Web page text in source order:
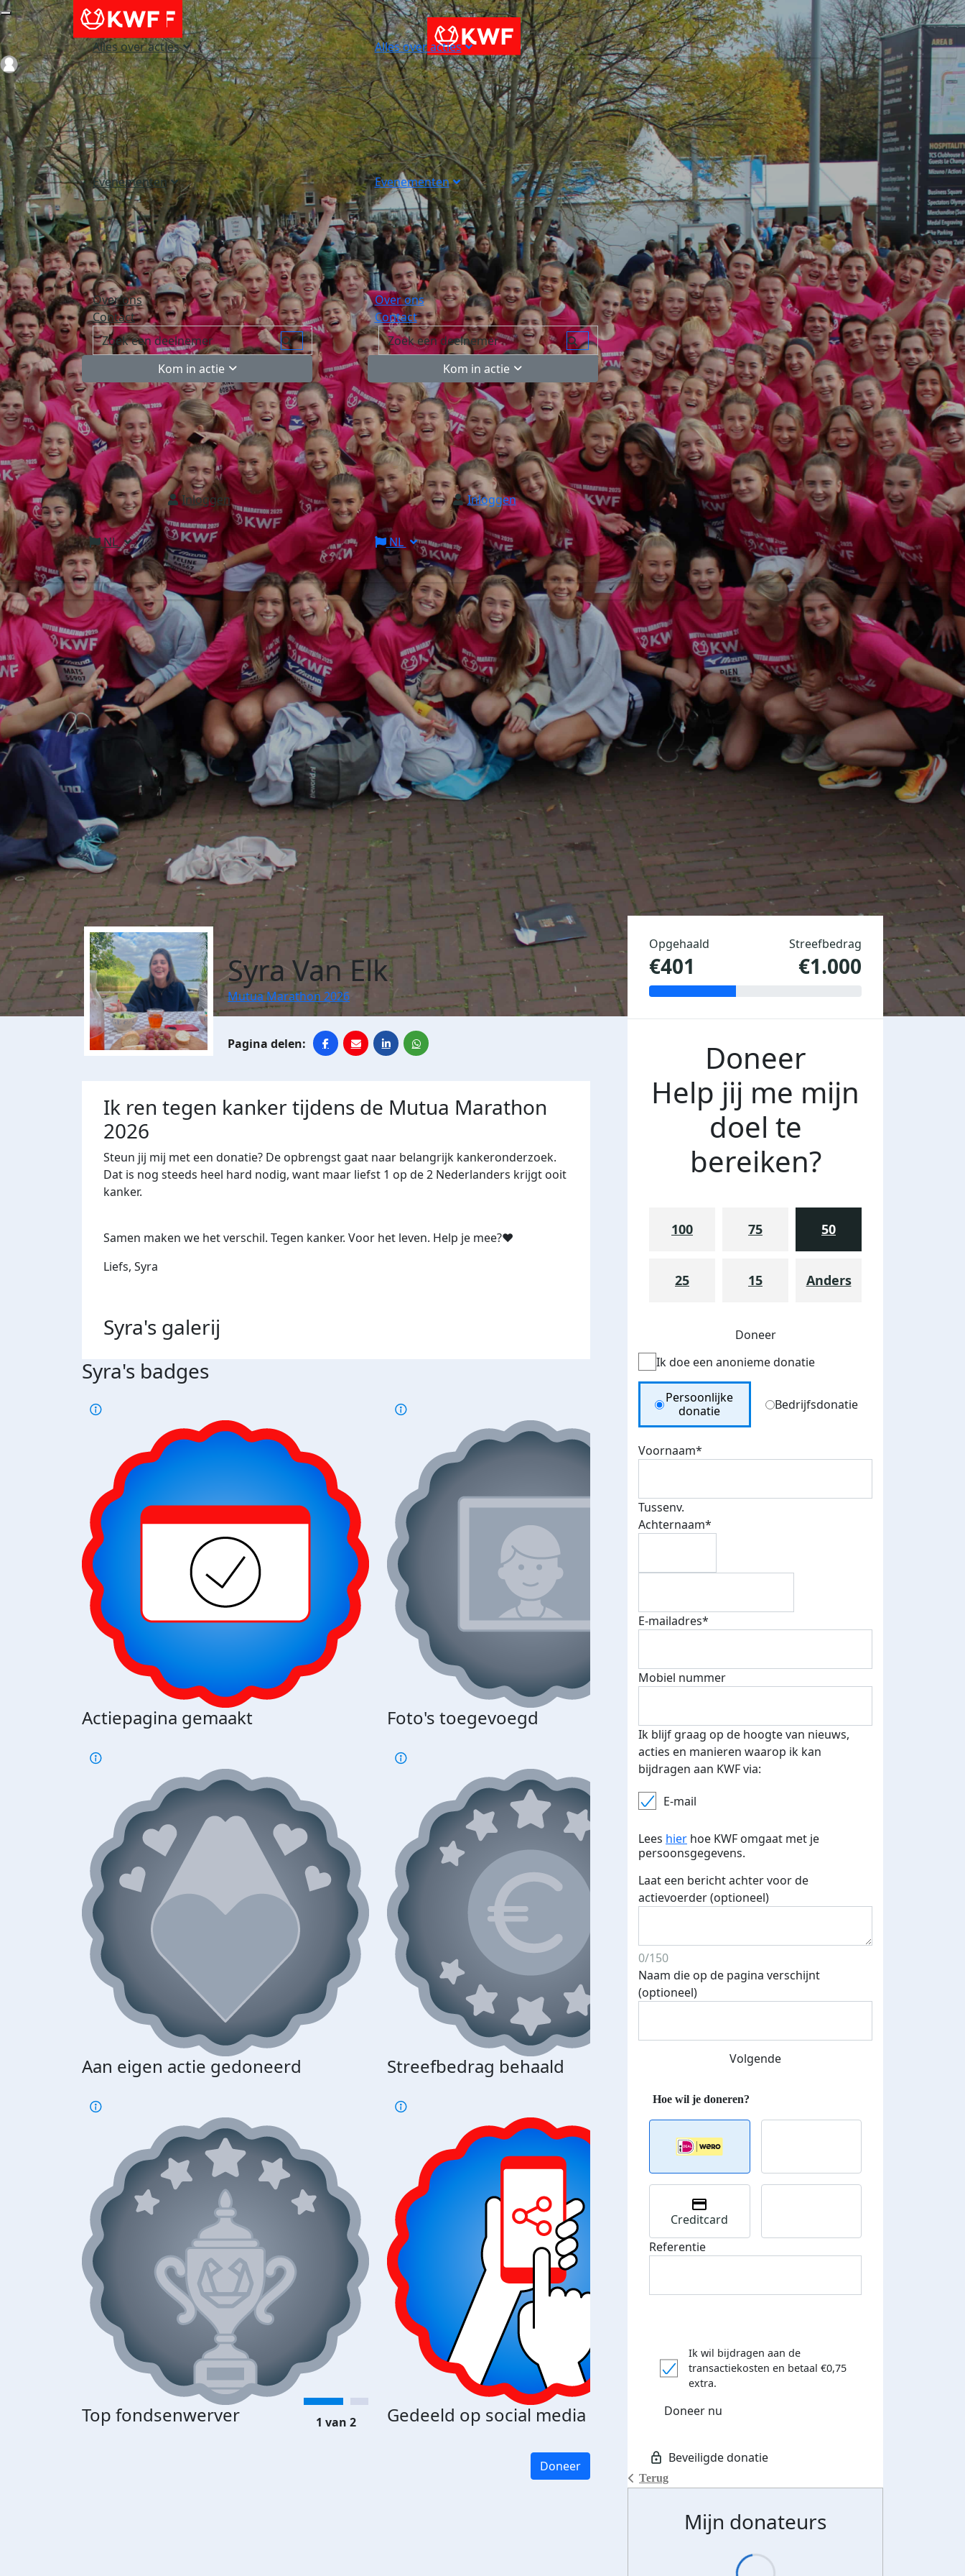
Alles over acties
Evenementen
Over ons
Contact
Kom in actie
Inloggen
NL
Alles over acties
Evenementen
Over ons
Contact
Kom in actie
Inloggen
NL
Login
Syra Van Elk
Mutua Marathon 2026
Ik ren tegen kanker tijdens de Mutua Marathon
2026
Steun jij mij met een donatie? De opbrengst gaat naar belangrijk kankeronderzoek.
Dat is nog steeds heel hard nodig, want maar liefst 1 op de 2 Nederlanders krijgt ooit
kanker.
Samen maken we het verschil. Tegen kanker. Voor het leven. Help je mee?❤️
Liefs, Syra
Syra's galerij
Syra's badges
Actiepagina gemaakt Foto's toegevoegd
Aan eigen actie gedoneerd Streefbedrag behaald Streefbedrag verhoogd
Top fondsenwerver Gedeeld op social media Donateurs bedankt
verdiend
1 van 2
Doneer
Opgehaald
€401
Streefbedrag
€1.000
Doneer
Help jij me mijn
doel te
bereiken?
100 75 50
25 15 Anders
Doneer
Ik doe een anonieme donatie
Donation Type
Persoonlijke
donatie
Bedrijfsdonatie
Voornaam*
Tussenv.
Achternaam*
E-mailadres*
Mobiel nummer
Ik blijf graag op de hoogte van nieuws,
acties en manieren waarop ik kan
bijdragen aan KWF via:
E-mail
Lees hier hoe KWF omgaat met je
persoonsgegevens.
Laat een bericht achter voor de
actievoerder (optioneel)
0/150
Naam die op de pagina verschijnt
(optioneel)
Volgende
Terug
Creditcard
Referentie
Ik wil bijdragen aan de
transactiekosten en betaal €0,75
extra.
Doneer nu
Mijn donateurs